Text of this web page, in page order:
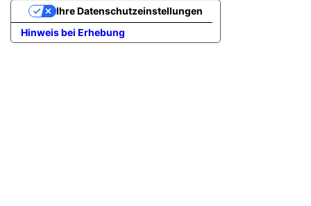
Hinweis bei Erhebung
Ihre Datenschutzeinstellungen